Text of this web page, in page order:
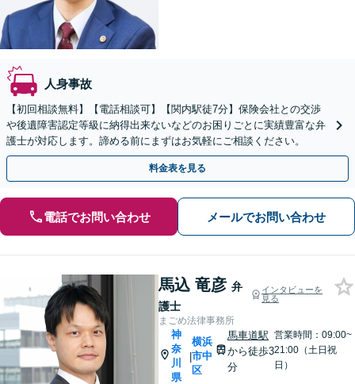
人身事故
【初回相談無料】【電話相談可】【関内駅徒7分】保険会社との交渉
や後遺障害認定等級に納得出来ないなどのお困りごとに実績豊富な弁
護士が対応します。諦める前にまずはお気軽にご相談ください。
料金表を見る
電話でお問い合わせ メールでお問い合わせ
馬込 竜彦 弁
護士
インタビューを
見る
まごめ法律事務所
神
奈
川
県
|
横浜
市中
区
馬車道駅
から徒歩3
分
営業時間：09:00~
21:00（土日祝
日）